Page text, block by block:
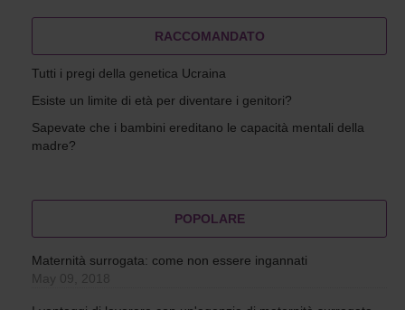
RACCOMANDATO
Tutti i pregi della genetica Ucraina
Esiste un limite di età per diventare i genitori?
Sapevate che i bambini ereditano le capacità mentali della
madre?
POPOLARE
Maternità surrogata: come non essere ingannati
May 09, 2018